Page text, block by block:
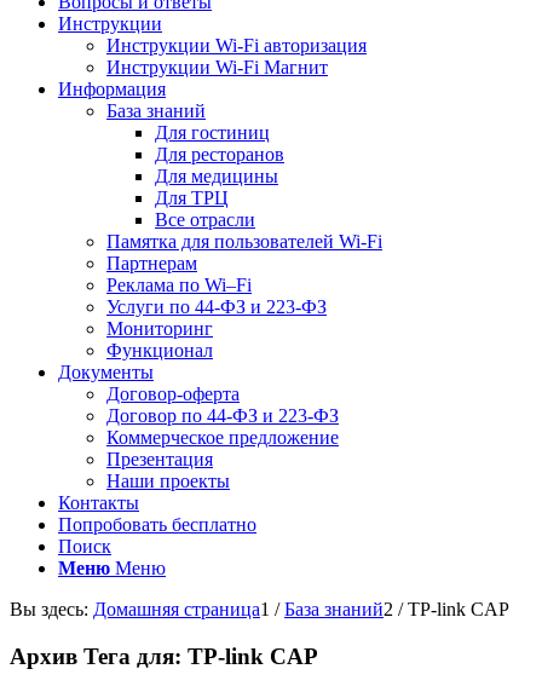
Инструкции
Инструкции Wi-Fi авторизация
Инструкции Wi-Fi Магнит
Информация
База знаний
Для гостиниц
Для ресторанов
Для медицины
Для ТРЦ
Все отрасли
Памятка для пользователей Wi-Fi
Партнерам
Реклама по Wi–Fi
Услуги по 44-ФЗ и 223-ФЗ
Мониторинг
Функционал
Документы
Договор-оферта
Договор по 44-ФЗ и 223-ФЗ
Коммерческое предложение
Презентация
Наши проекты
Контакты
Попробовать бесплатно
Поиск
Меню Меню
Вы здесь: Домашняя страница1 / База знаний2 / TP-link CAP
Архив Тега для: TP-link CAP